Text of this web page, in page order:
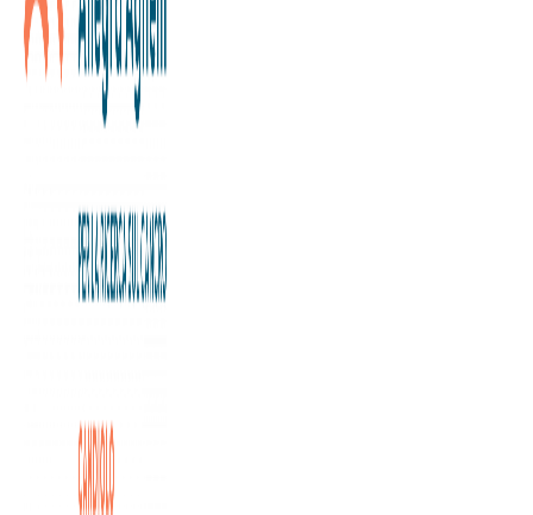
Per il derby di domani, Juventus FC e Torino FC scendono
interpretare in maniera speciale la stracittadina,
disegnando un’edizione unica di due statuette TOH, l’ormai
celebre opera dell’artista Nicola Russo.